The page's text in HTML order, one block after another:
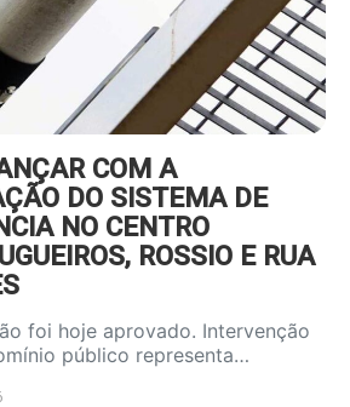
COM A
DO SISTEMA DE
NO CENTRO
ROSSIO E RUA
foi hoje aprovado. Intervenção
público representa…